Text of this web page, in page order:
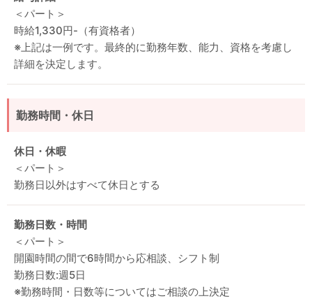
＜パート＞
時給1,330円-（有資格者）
※上記は一例です。最終的に勤務年数、能力、資格を考慮し
詳細を決定します。
勤務時間・休日
休日・休暇
＜パート＞
勤務日以外はすべて休日とする
勤務日数・時間
＜パート＞
開園時間の間で6時間から応相談、シフト制
勤務日数:週5日
※勤務時間・日数等についてはご相談の上決定